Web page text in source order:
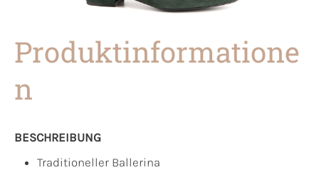
Produktinformatione
n
BESCHREIBUNG
Traditioneller Ballerina